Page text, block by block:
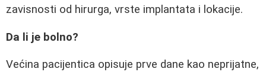
zavisnosti od hirurga, vrste implantata i lokacije.
Da li je bolno?
Većina pacijentica opisuje prve dane kao neprijatne,